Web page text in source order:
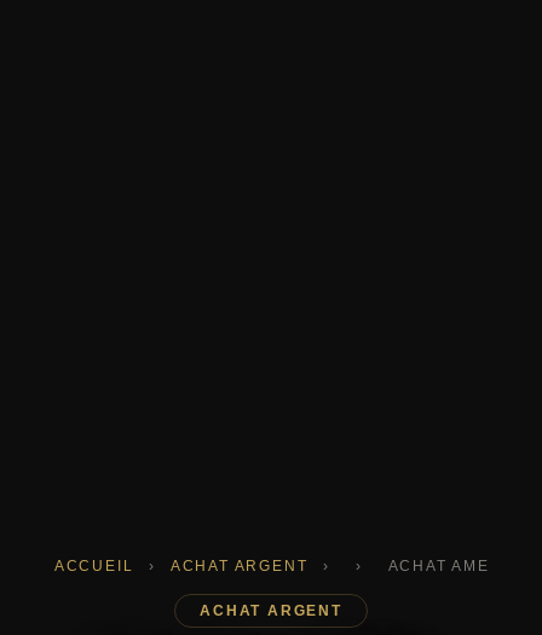
ACCUEIL › ACHAT ARGENT › › ACHAT
ACHAT ARGENT